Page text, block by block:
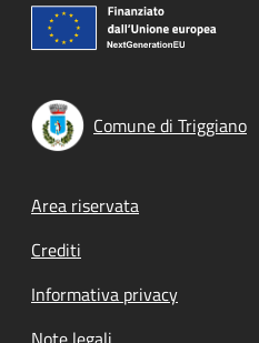
Comune di Triggiano
Footer menu
Area riservata
Crediti
Informativa privacy